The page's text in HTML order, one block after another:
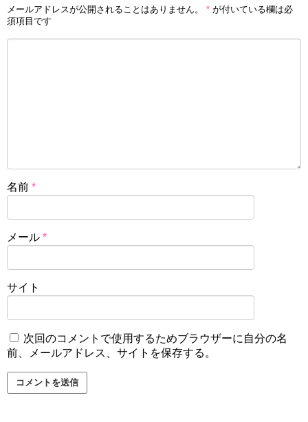
メールアドレスが公開されることはありません。 * が付いている欄は必
須項目です
名前 *
メール *
サイト
次回のコメントで使用するためブラウザーに自分の名
前、メールアドレス、サイトを保存する。